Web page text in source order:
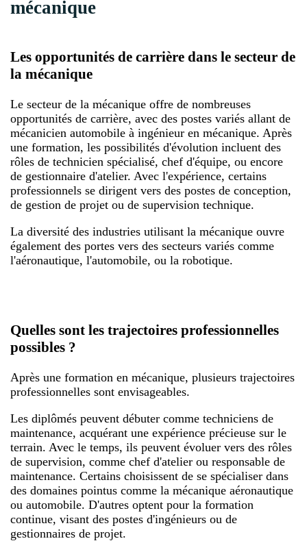
mécanique
Les opportunités de carrière dans le secteur de
la mécanique
Le secteur de la mécanique offre de nombreuses
opportunités de carrière, avec des postes variés allant de
mécanicien automobile à ingénieur en mécanique. Après
une formation, les possibilités d'évolution incluent des
rôles de technicien spécialisé, chef d'équipe, ou encore
de gestionnaire d'atelier. Avec l'expérience, certains
professionnels se dirigent vers des postes de conception,
de gestion de projet ou de supervision technique.
La diversité des industries utilisant la mécanique ouvre
également des portes vers des secteurs variés comme
l'aéronautique, l'automobile, ou la robotique.
Quelles sont les trajectoires professionnelles
possibles ?
Après une formation en mécanique, plusieurs trajectoires
professionnelles sont envisageables.
Les diplômés peuvent débuter comme techniciens de
maintenance, acquérant une expérience précieuse sur le
terrain. Avec le temps, ils peuvent évoluer vers des rôles
de supervision, comme chef d'atelier ou responsable de
maintenance. Certains choisissent de se spécialiser dans
des domaines pointus comme la mécanique aéronautique
ou automobile. D'autres optent pour la formation
continue, visant des postes d'ingénieurs ou de
gestionnaires de projet.